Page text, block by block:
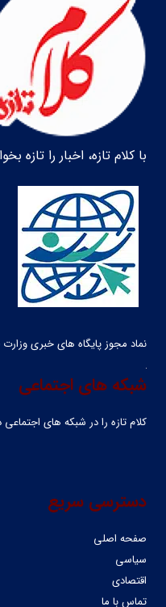
با کلام تازه، اخبار را تازه
نماد مجوز پایگاه های خبری
شبکه های اجتماعی
کلام تازه را در شبکه ‌های اجتماعی
دسترسی سریع
صفحه اصلی
سیاسی
اقتصادی
تماس با ما